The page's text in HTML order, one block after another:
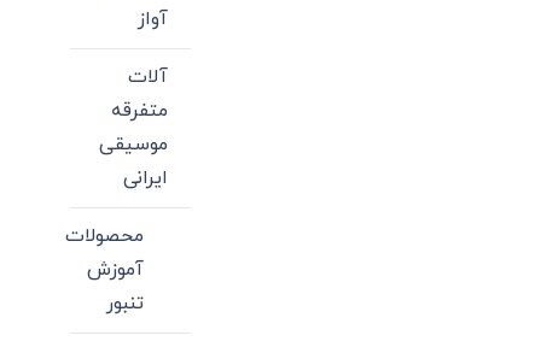
آواز
آلات
متفرقه
موسیقی
ایرانی
محصولات
آموزش
تنبور